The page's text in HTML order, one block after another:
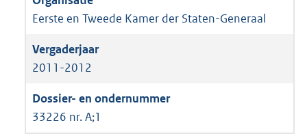
Eerste en Tweede Kamer der Staten-Generaal
2011-2012
33226 nr. A;1